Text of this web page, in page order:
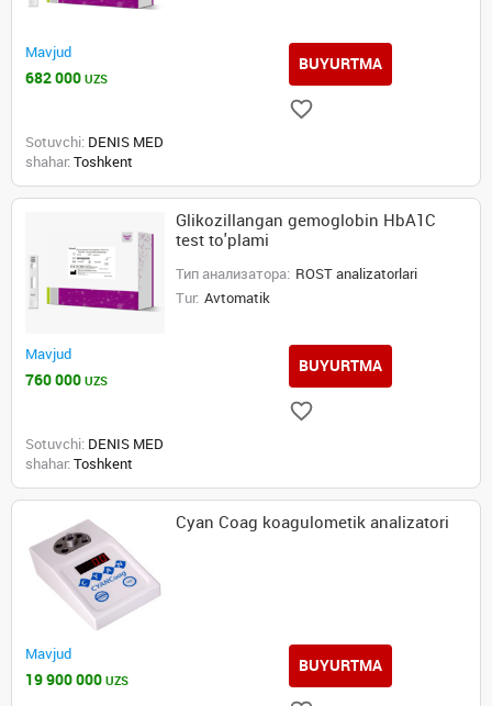
Mavjud
682 000 UZS
BUYURTMA
Sotuvchi: DENIS MED
shahar: Toshkent
Glikozillangan gemoglobin HbA1C
test to'plami
Тип анализатора: ROST analizatorlari
Tur: Avtomatik
Mavjud
760 000 UZS
BUYURTMA
Sotuvchi: DENIS MED
shahar: Toshkent
Cyan Coag koagulometik analizatori
Mavjud
19 900 000 UZS
BUYURTMA